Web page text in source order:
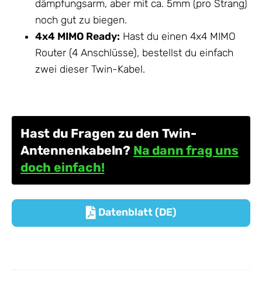
dämpfungsarm, aber mit ca. 5mm (pro Strang)
noch gut zu biegen.
4x4 MIMO Ready: Hast du einen 4x4 MIMO
Router (4 Anschlüsse), bestellst du einfach
zwei dieser Twin-Kabel.
Hast du Fragen zu den Twin-
Antennenkabeln? Na dann frag uns
doch einfach!
Datenblatt (DE)